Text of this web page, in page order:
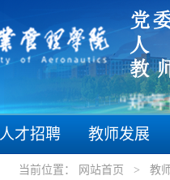
“郑”等
人才招聘 教师发展
当前位置： 网站首页 > 教